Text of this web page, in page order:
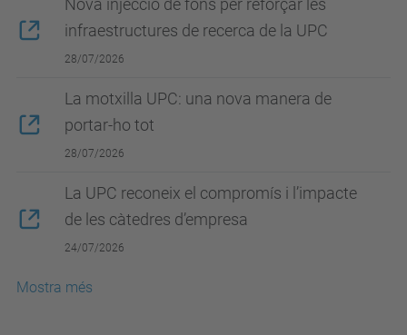
Nova injecció de fons per reforçar les
infraestructures de recerca de la UPC
28/07/2026
La motxilla UPC: una nova manera de
portar-ho tot
28/07/2026
La UPC reconeix el compromís i l’impacte
de les càtedres d’empresa
24/07/2026
Mostra més